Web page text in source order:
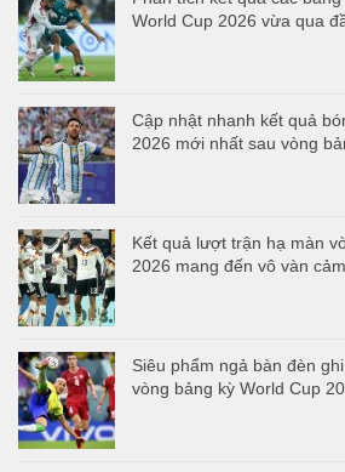
World Cup 2026 vừa qua
Cập nhật nhanh kết quả
2026 mới nhất sau vòng
Kết quả lượt trận hạ màn
2026 mang đến vô vàn
Siêu phẩm ngả bàn đèn
vòng bảng kỳ World Cup